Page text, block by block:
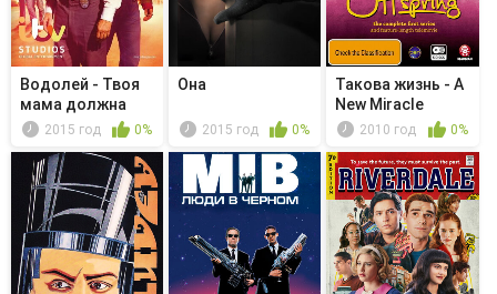
Водолей - Твоя
мама должна
знать2015 год 0%
Она
2015 год 0%
Такова жизнь - A
New Miracle
2010 год 0%